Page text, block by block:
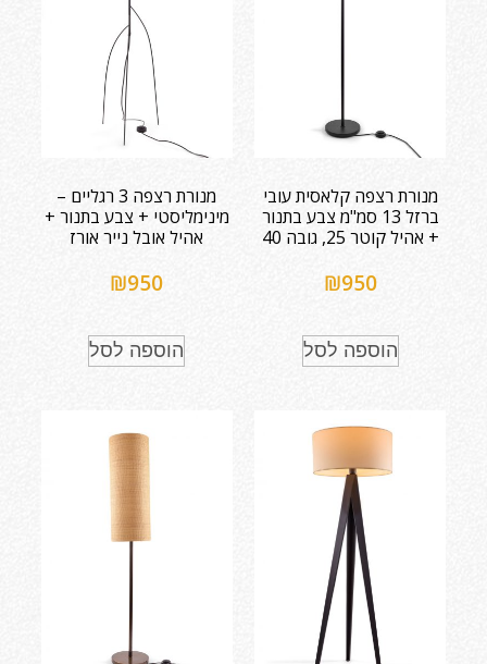
מנורת רצפה קלאסית עובי
ברזל 13 סמ"מ צבע בתנור
+ אהיל קוטר 25, גובה 40
₪950
הוספה לסל
מנורת רצפה 3 רגליים –
מינימליסטי + צבע בתנור +
אהיל אובל נייר אורז
₪950
הוספה לסל